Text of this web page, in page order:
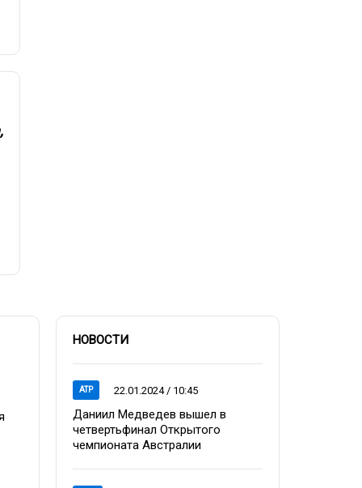
НОВОСТИ
ATP 22.01.2024 / 10:45
Даниил Медведев вышел в
четвертьфинал Открытого
чемпионата Австралии